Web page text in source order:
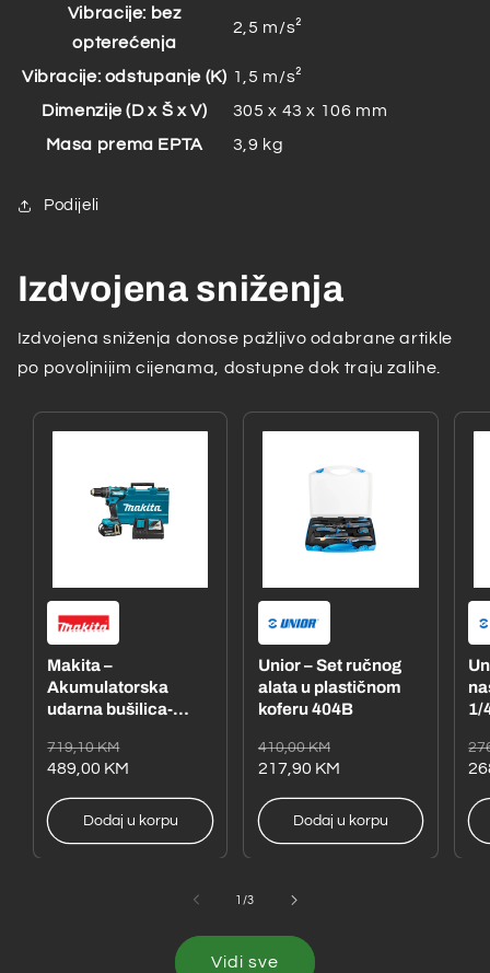
Vibracije: bez
opterećenja
2,5 m/s²
Vibracije: odstupanje (K) 1,5 m/s²
Dimenzije (D x Š x V)
305 x 43 x 106 mm
Masa prema EPTA
3,9 kg
Podijeli
Izdvojena sniženja
Izdvojena sniženja donose pažljivo odabrane artikle
po povoljnijim cijenama, dostupne dok traju zalihe.
Makita –
Akumulatorska
udarna bušilica-
DHP485RFE1
Redovna
cijena
719,10 KM
Akcijska
cijena
489,00 KM
Dodaj u korpu
Unior – Set ručnog
alata u plastičnom
koferu 404B
Redovna
cijena
410,00 KM
Akcijska
cijena
217,90 KM
Dodaj u korpu
1/
1 /od
3
Vidi sve